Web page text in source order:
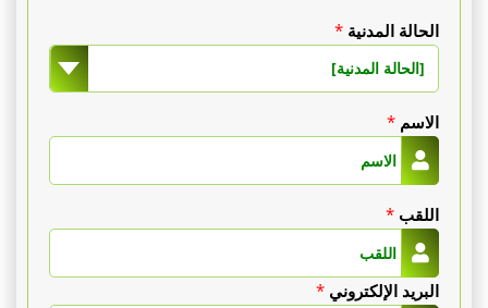
الدهون
المراد
إزالتها.
سبيل
المثال:
الحالة المدنية*
[الحالة المدنية]
الاسم*
اللقب*
البريد الإلكتروني*